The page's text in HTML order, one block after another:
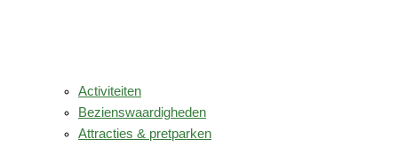
Activiteiten
Bezienswaardigheden
Attracties & pretparken